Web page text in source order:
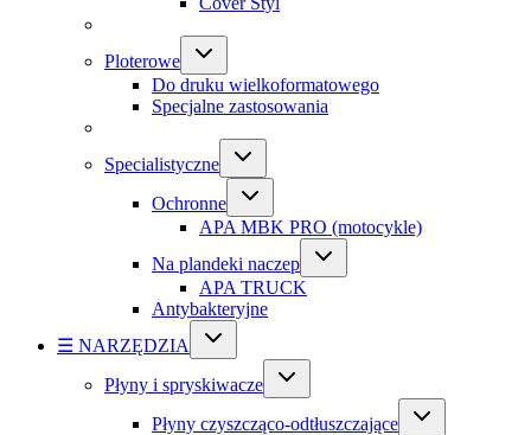
Ploterowe
Do druku wielkoformatowego
Specjalne zastosowania
Specialistyczne
Ochronne
APA MBK PRO (motocykle)
Na plandeki naczep
APA TRUCK
Antybakteryjne
☰ NARZĘDZIA
Płyny i spryskiwacze
Płyny czyszcząco-odtłuszczające